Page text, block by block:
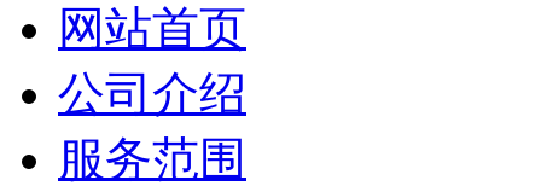
网站首页
公司介绍
服务范围